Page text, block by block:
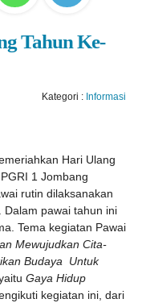
Tahun Ke-
Kategori : Informasi
Hari Ulang
1 Jombang
rutin dilaksanakan
Dalam pawai tahun ini
Tema kegiatan Pawai
Mewujudkan Cita-
Budaya Untuk
Gaya Hidup
kegiatan ini, dari